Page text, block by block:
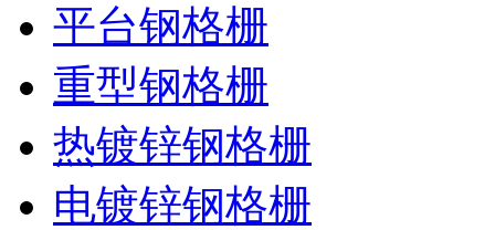
平台钢格栅
重型钢格栅
热镀锌钢格栅
电镀锌钢格栅